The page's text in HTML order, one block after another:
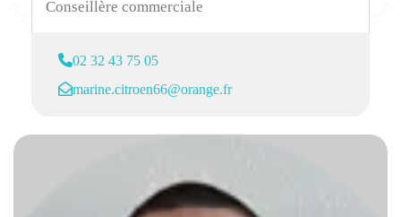
Conseillère commerciale
02 32 43 75 05
marine.citroen66@orange.fr